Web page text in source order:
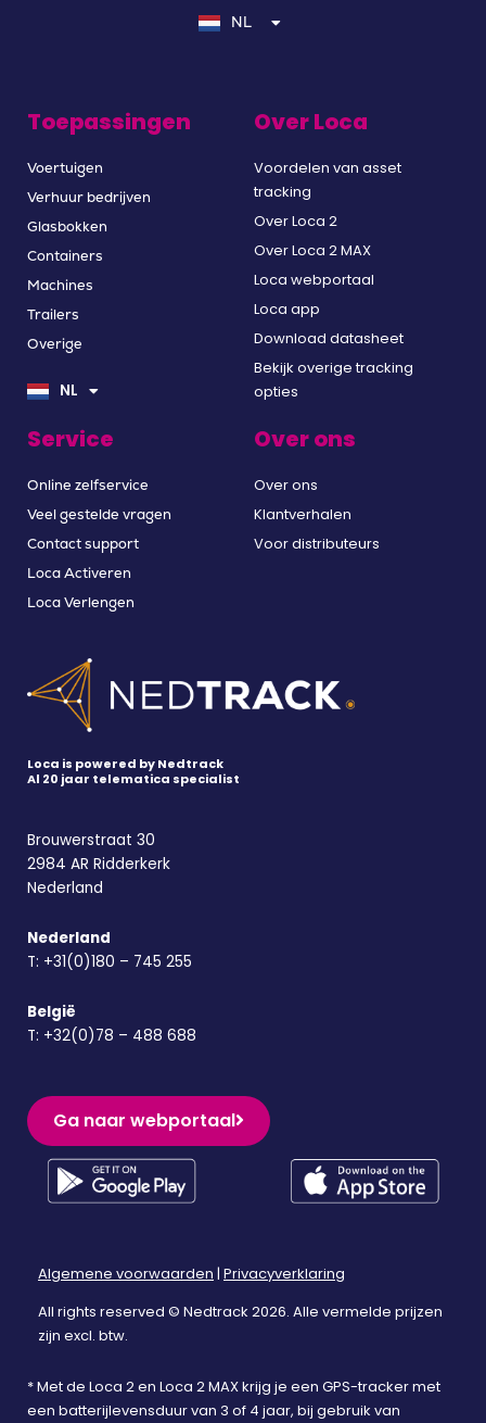
NL
FR
Toepassingen
Voertuigen
Verhuur bedrijven
Glasbokken
Containers
Machines
Trailers
Overige
NL
EN
FR
Over Loca
Voordelen van asset
tracking
Over Loca 2
Over Loca 2 MAX
Loca webportaal
Loca app
Download datasheet
Bekijk overige tracking
opties
Service
Online zelfservice
Veel gestelde vragen
Contact support
Loca Activeren
Loca Verlengen
Over ons
Over ons
Klantverhalen
Voor distributeurs
Loca is powered by Nedtrack
Al 20 jaar telematica specialist
Brouwerstraat 30
2984 AR Ridderkerk
Nederland
Nederland
T: +31(0)180 – 745 255
België
T: +32(0)78 – 488 688
Ga naar webportaal
Algemene voorwaarden | Privacyverklaring
All rights reserved © Nedtrack 2026. Alle vermelde prijzen
zijn excl. btw.
* Met de Loca 2 en Loca 2 MAX krijg je een GPS-tracker met
een batterijlevensduur van 3 of 4 jaar, bij gebruik van